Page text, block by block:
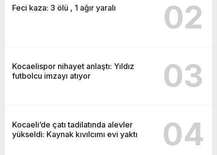
Feci kaza: 3 ölü , 1 ağır yaralı 02
Kocaelispor nihayet anlaştı: Yıldız
futbolcu imzayı atıyor
03
Kocaeli’de çatı tadilatında alevler
yükseldi: Kaynak kıvılcımı evi yaktı
04